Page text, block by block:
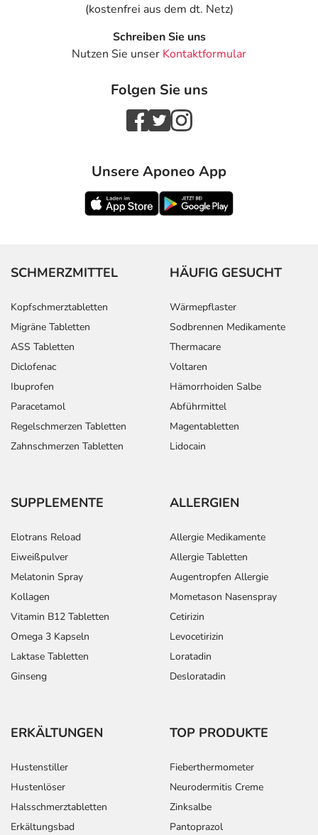
(kostenfrei aus dem dt. Netz)
Schreiben Sie uns
Nutzen Sie unser Kontaktformular
Folgen Sie uns
Unsere Aponeo App
SCHMERZMITTEL
Kopfschmerztabletten
Migräne Tabletten
ASS Tabletten
Diclofenac
Ibuprofen
Paracetamol
Regelschmerzen Tabletten
Zahnschmerzen Tabletten
HÄUFIG GESUCHT
Wärmepflaster
Sodbrennen Medikamente
Thermacare
Voltaren
Hämorrhoiden Salbe
Abführmittel
Magentabletten
Lidocain
SUPPLEMENTE
Elotrans Reload
Eiweißpulver
Melatonin Spray
Kollagen
Vitamin B12 Tabletten
Omega 3 Kapseln
Laktase Tabletten
Ginseng
ALLERGIEN
Allergie Medikamente
Allergie Tabletten
Augentropfen Allergie
Mometason Nasenspray
Cetirizin
Levocetirizin
Loratadin
Desloratadin
ERKÄLTUNGEN
Hustenstiller
Hustenlöser
Halsschmerztabletten
Erkältungsbad
TOP PRODUKTE
Fieberthermometer
Neurodermitis Creme
Zinksalbe
Pantoprazol